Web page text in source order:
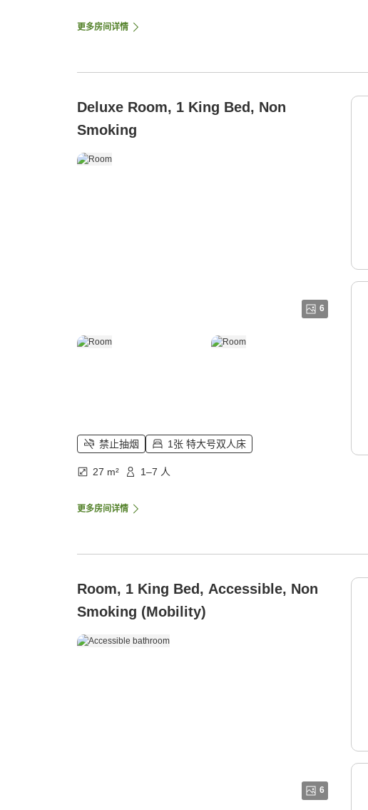
更多房间详情
Deluxe Room, 1 King Bed, Non
Smoking
6
禁止抽烟 1张 特大号双人床
27 m² 1–7 人
更多房间详情
Room, 1 King Bed, Accessible, Non
Smoking (Mobility)
6